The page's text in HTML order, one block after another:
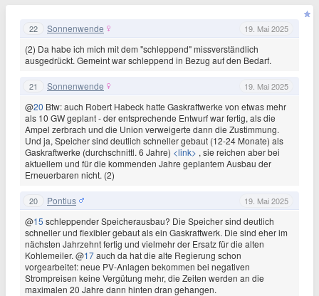
22 Sonnenwende 19. Mai 2025
(2) Da habe ich mich mit dem "schleppend" missverständlich
ausgedrückt. Gemeint war schleppend in Bezug auf den Bedarf.
21 Sonnenwende 19. Mai 2025
@20 Btw: auch Robert Habeck hatte Gaskraftwerke von etwas mehr
als 10 GW geplant - der entsprechende Entwurf war fertig, als die
Ampel zerbrach und die Union verweigerte dann die Zustimmung.
Und ja, Speicher sind deutlich schneller gebaut (12-24 Monate) als
Gaskraftwerke (durchschnittl. 6 Jahre) <link> , sie reichen aber bei
aktuellem und für die kommenden Jahre geplantem Ausbau der
Erneuerbaren nicht. (2)
20 Pontius 19. Mai 2025
@15 schleppender Speicherausbau? Die Speicher sind deutlich
schneller und flexibler gebaut als ein Gaskraftwerk. Die sind eher im
nächsten Jahrzehnt fertig und vielmehr der Ersatz für die alten
Kohlemeiler. @17auch da hat die alte Regierung schon
vorgearbeitet: neue PV-Anlagen bekommen bei negativen
Strompreisen keine Vergütung mehr, die Zeiten werden an die
maximalen 20 Jahre dann hinten dran gehangen.